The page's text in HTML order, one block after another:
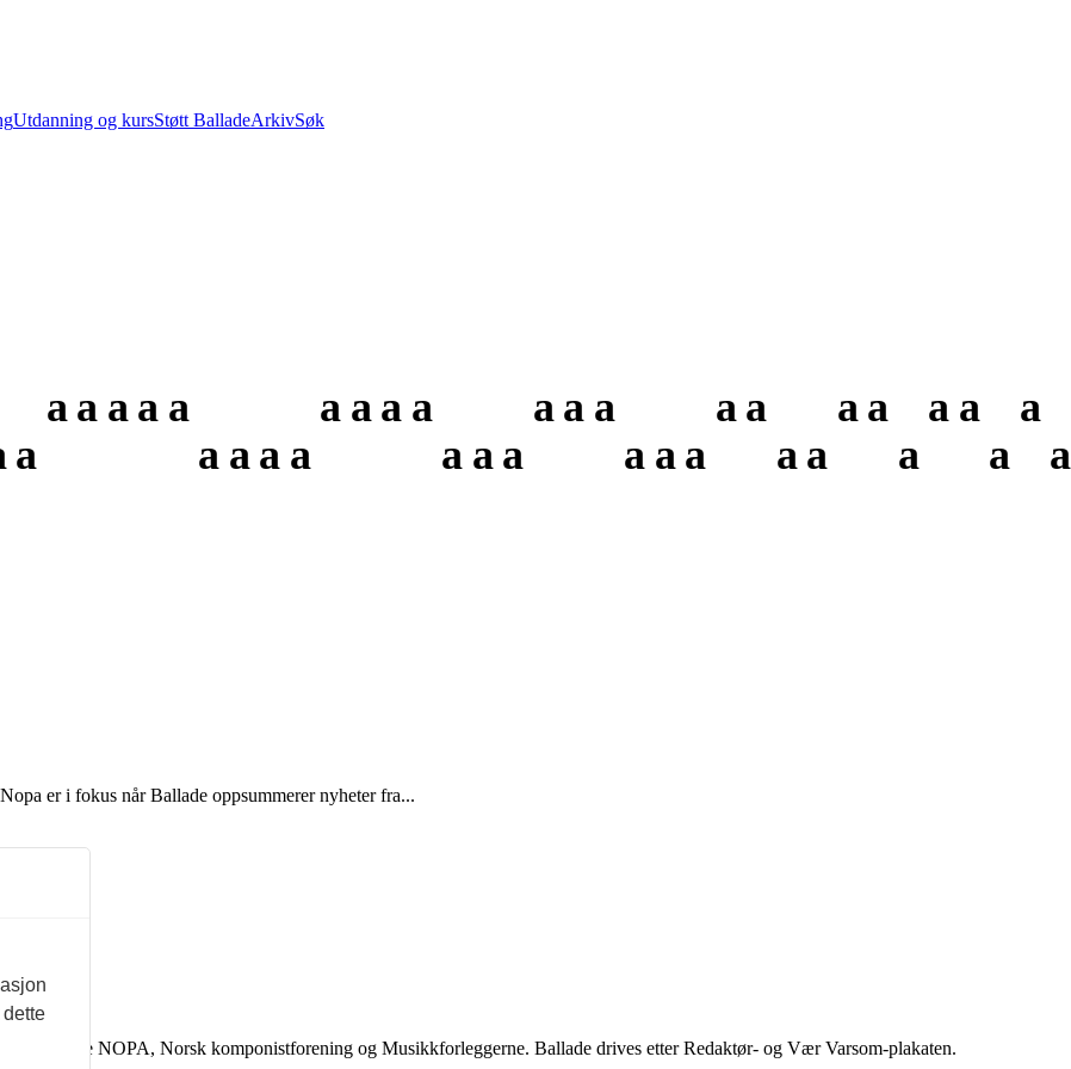
Utdanning og kursStøtt BalladeArkivSøk
a a a a
a a a
a a a
a a a
a a a
a a
a a
a a
a
a
a a
a
a
a
er i fokus når Ballade oppsummerer nyheter fra...
fra eierne NOPA, Norsk komponistforening og Musikkforleggerne. Ballade drives etter Redaktør- og Vær Varsom-plakaten.